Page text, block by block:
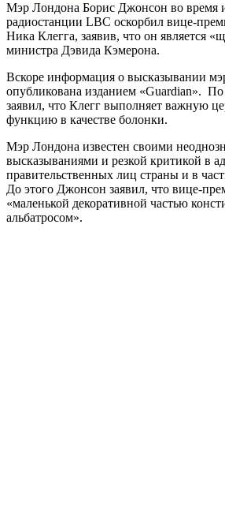
Мэр Лондона Борис Джонсон во время
радиостанции LBC оскорбил вице-
Ника Клегга, заявив, что он является
министра Дэвида Кэмерона.
Вскоре информация о высказывании
опубликована изданием «Guardian».
заявил, что Клегг выполняет важную
функцию в качестве болонки.
Мэр Лондона известен своими
высказываниями и резкой критикой в
правительственных лиц страны и в
До этого Джонсон заявил, что вице-
«маленькой декоративной частью
альбатросом».